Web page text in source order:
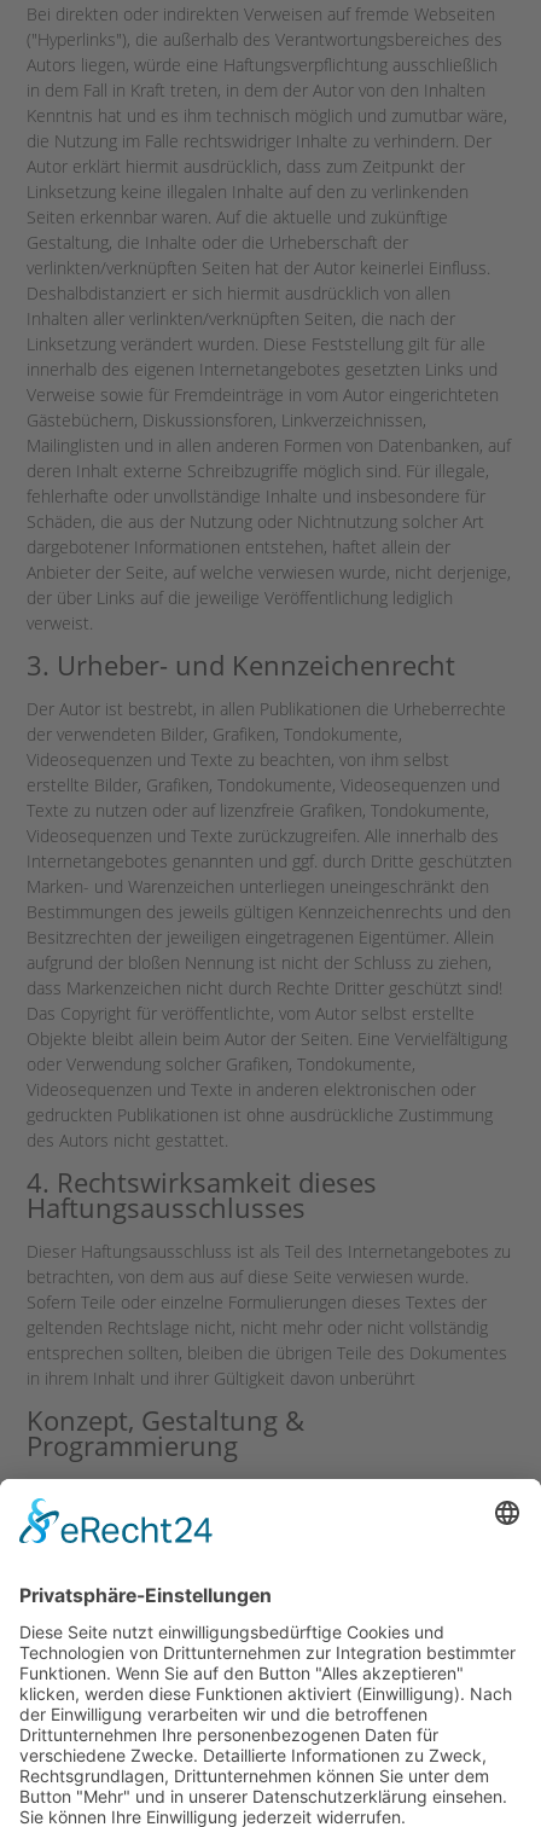
Bei direkten oder indirekten Verweisen auf fremde Webseiten
("Hyperlinks"), die außerhalb des Verantwortungsbereiches des
Autors liegen, würde eine Haftungsverpflichtung ausschließlich
in dem Fall in Kraft treten, in dem der Autor von den Inhalten
Kenntnis hat und es ihm technisch möglich und zumutbar wäre,
die Nutzung im Falle rechtswidriger Inhalte zu verhindern. Der
Autor erklärt hiermit ausdrücklich, dass zum Zeitpunkt der
Linksetzung keine illegalen Inhalte auf den zu verlinkenden
Seiten erkennbar waren. Auf die aktuelle und zukünftige
Gestaltung, die Inhalte oder die Urheberschaft der
verlinkten/verknüpften Seiten hat der Autor keinerlei Einfluss.
Deshalbdistanziert er sich hiermit ausdrücklich von allen
Inhalten aller verlinkten/verknüpften Seiten, die nach der
Linksetzung verändert wurden. Diese Feststellung gilt für alle
innerhalb des eigenen Internetangebotes gesetzten Links und
Verweise sowie für Fremdeinträge in vom Autor eingerichteten
Gästebüchern, Diskussionsforen, Linkverzeichnissen,
Mailinglisten und in allen anderen Formen von Datenbanken, auf
deren Inhalt externe Schreibzugriffe möglich sind. Für illegale,
fehlerhafte oder unvollständige Inhalte und insbesondere für
Schäden, die aus der Nutzung oder Nichtnutzung solcher Art
dargebotener Informationen entstehen, haftet allein der
Anbieter der Seite, auf welche verwiesen wurde, nicht derjenige,
der über Links auf die jeweilige Veröffentlichung lediglich
verweist.
3. Urheber- und Kennzeichenrecht
Der Autor ist bestrebt, in allen Publikationen die Urheberrechte
der verwendeten Bilder, Grafiken, Tondokumente,
Videosequenzen und Texte zu beachten, von ihm selbst
erstellte Bilder, Grafiken, Tondokumente, Videosequenzen und
Texte zu nutzen oder auf lizenzfreie Grafiken, Tondokumente,
Videosequenzen und Texte zurückzugreifen. Alle innerhalb des
Internetangebotes genannten und ggf. durch Dritte geschützten
Marken- und Warenzeichen unterliegen uneingeschränkt den
Bestimmungen des jeweils gültigen Kennzeichenrechts und den
Besitzrechten der jeweiligen eingetragenen Eigentümer. Allein
aufgrund der bloßen Nennung ist nicht der Schluss zu ziehen,
dass Markenzeichen nicht durch Rechte Dritter geschützt sind!
Das Copyright für veröffentlichte, vom Autor selbst erstellte
Objekte bleibt allein beim Autor der Seiten. Eine Vervielfältigung
oder Verwendung solcher Grafiken, Tondokumente,
Videosequenzen und Texte in anderen elektronischen oder
gedruckten Publikationen ist ohne ausdrückliche Zustimmung
des Autors nicht gestattet.
4. Rechtswirksamkeit dieses
Haftungsausschlusses
Dieser Haftungsausschluss ist als Teil des Internetangebotes zu
betrachten, von dem aus auf diese Seite verwiesen wurde.
Sofern Teile oder einzelne Formulierungen dieses Textes der
geltenden Rechtslage nicht, nicht mehr oder nicht vollständig
entsprechen sollten, bleiben die übrigen Teile des Dokumentes
in ihrem Inhalt und ihrer Gültigkeit davon unberührt
Konzept, Gestaltung &
Programmierung
Garnisonsring 33
Tel.: + 49 271 31 35 - 0
Fax: + 49 271 31 35 - 199
info@wcg.de|www.wcg.de